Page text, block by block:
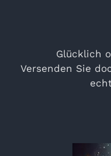
Glücklich
Versenden Sie